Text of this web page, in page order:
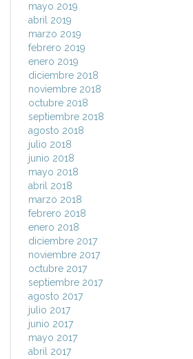
mayo 2019
abril 2019
marzo 2019
febrero 2019
enero 2019
diciembre 2018
noviembre 2018
octubre 2018
septiembre 2018
agosto 2018
julio 2018
junio 2018
mayo 2018
abril 2018
marzo 2018
febrero 2018
enero 2018
diciembre 2017
noviembre 2017
octubre 2017
septiembre 2017
agosto 2017
julio 2017
junio 2017
mayo 2017
abril 2017